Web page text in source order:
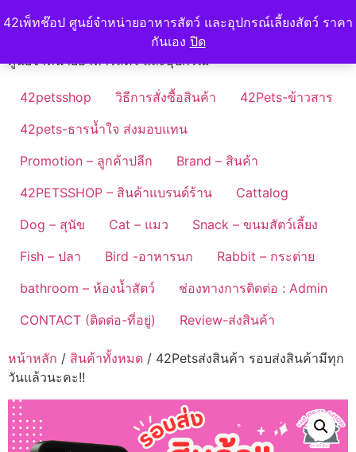
42เพ็ทช๊อป ศูนย์จำหน่ายอาหารสัตว์ และอุปกรณ์เลี้ยงสัตว์ ราคา
กันเอง ปิด
to42petshop
ศูนย์จำหน่ายอาหารสัตว์ และอุปกรณ์
42petsshop วิธีการสั่งซื้อสินค้า
42Pets-ข้าวสาร
42pets-ธารน้ำใจ ส่งมอบแทน
Promotion – ลูกค้าปลีก
Brand – สินค้า
42PETSSHOP – สินค้าแบรนด์ร้าน
Cattalog
Dog – สุนัข
Cat – แมว
Snack – ขนมสัตว์เลี้ยง
Fish – ปลา
Bird -อาหารนก
Rabbit – กระต่าย
bathroom – ห้องน้ำสัตว์
ช่องทางการติดต่อ : Admin
CONTACT (ติดต่อ-ที่อยู่)
Review-ส่งสินค้า
หน้าหลัก / สินค้าทั้งหมด / 42Petsส่งสินค้า รอบส่งสินค้ามีทุก
วันแล้วนะคะ!!